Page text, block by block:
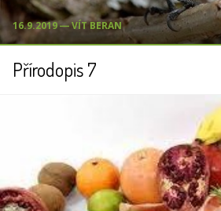
16.9.2019 ― VÍT BERAN
Přírodopis 7